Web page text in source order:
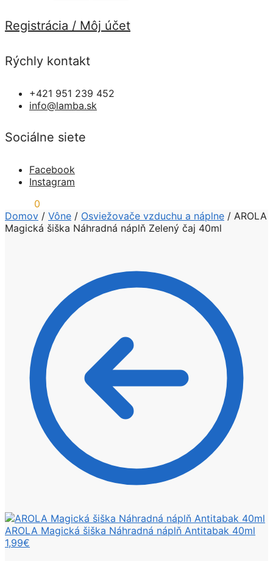
Registrácia / Môj účet
Rýchly kontakt
+421 951 239 452
info@lamba.sk
Sociálne siete
Facebook
Instagram
0
Domov / Vône / Osviežovače vzduchu a náplne / AROLA
Magická šiška Náhradná náplň Zelený čaj 40ml
AROLA Magická šiška Náhradná náplň Antitabak 40ml
1,99€